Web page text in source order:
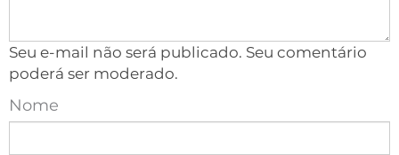
Seu e-mail não será publicado. Seu comentário
poderá ser moderado.
Nome